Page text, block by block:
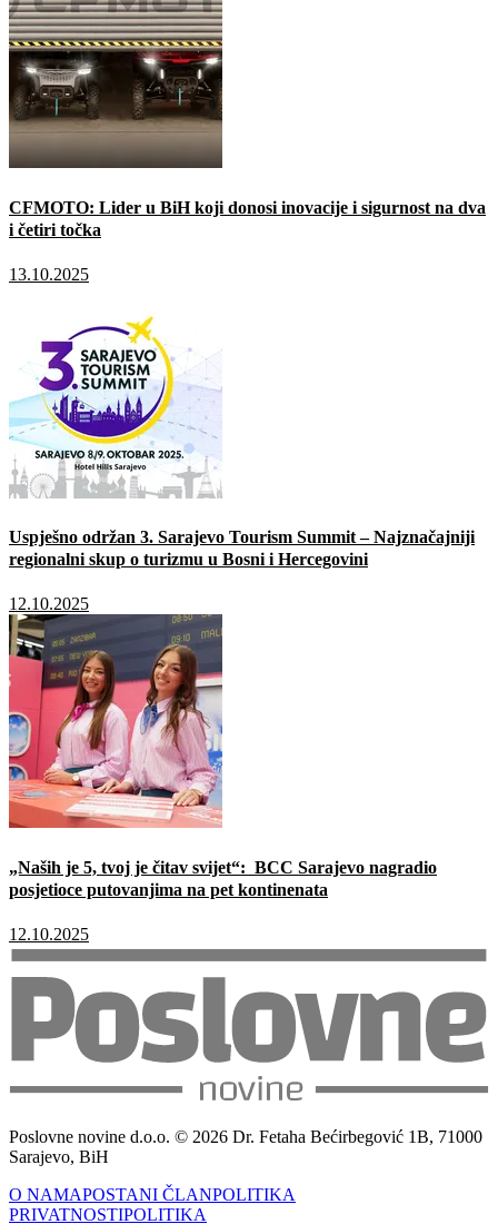
CFMOTO: Lider u BiH koji donosi inovacije i sigurnost na dva
i četiri točka
13.10.2025
Uspješno održan 3. Sarajevo Tourism Summit – Najznačajniji
regionalni skup o turizmu u Bosni i Hercegovini
12.10.2025
„Naših je 5, tvoj je čitav svijet“: BCC Sarajevo nagradio
posjetioce putovanjima na pet kontinenata
12.10.2025
Poslovne novine d.o.o. © 2026 Dr. Fetaha Bećirbegović 1B, 71000
Sarajevo, BiH
O NAMAPOSTANI ČLANPOLITIKA
PRIVATNOSTIPOLITIKA